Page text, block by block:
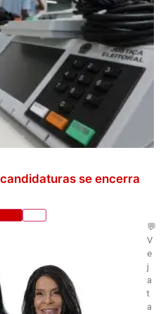
se encerra
💬
V
e
j
a
t
a